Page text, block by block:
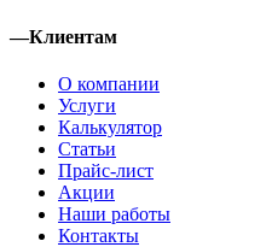
—Клиентам
О компании
Услуги
Калькулятор
Статьи
Прайс-лист
Акции
Наши работы
Контакты